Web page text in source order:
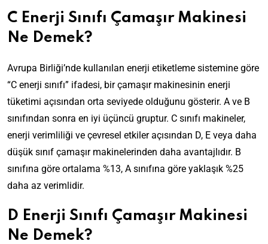
C Enerji Sınıfı Çamaşır Makinesi
Ne Demek?
Avrupa Birliği’nde kullanılan enerji etiketleme sistemine göre
“C enerji sınıfı” ifadesi, bir çamaşır makinesinin enerji
tüketimi açısından orta seviyede olduğunu gösterir. A ve B
sınıfından sonra en iyi üçüncü gruptur. C sınıfı makineler,
enerji verimliliği ve çevresel etkiler açısından D, E veya daha
düşük sınıf çamaşır makinelerinden daha avantajlıdır. B
sınıfına göre ortalama %13, A sınıfına göre yaklaşık %25
daha az verimlidir.
D Enerji Sınıfı Çamaşır Makinesi
Ne Demek?